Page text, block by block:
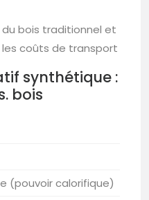
bois traditionnel et
coûts de transport
synthétique :
bois
(pouvoir calorifique)